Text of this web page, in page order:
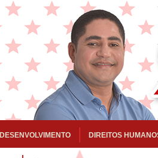
DESENVOLVIMENTO DIREITOS